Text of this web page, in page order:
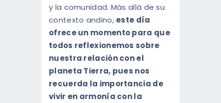
y la comunidad. Más allá de su
contexto andino, este día
ofrece un momento para que
todos reflexionemos sobre
nuestra relación con el
planeta Tierra, pues nos
recuerda la importancia de
vivir en armonía con la